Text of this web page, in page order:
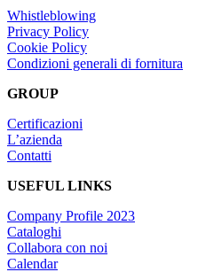
Whistleblowing
Privacy Policy
Cookie Policy
Condizioni generali di fornitura
GROUP
Certificazioni
L’azienda
Contatti
USEFUL LINKS
Company Profile 2023
Cataloghi
Collabora con noi
Calendar